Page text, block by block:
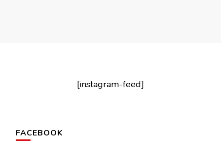
[instagram-feed]
FACEBOOK